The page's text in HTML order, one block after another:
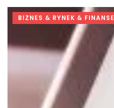
BIZNES & RYNEK & FINANSE